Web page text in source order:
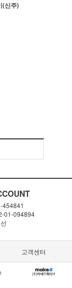
(신주)
454841
01-094894
고객센터